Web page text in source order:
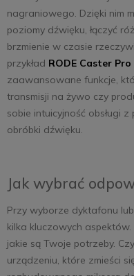
nagraniowego. Dzięki nim
poziomy dźwięku, łączyć
brzmienie w czasie
przykład RODE Caster
zaawansowane funkcje,
transmisji na żywo czy
sobie intuicyjność obsługi
obróbki dźwięku.
Jak wybrać
Przy wyborze dyktafonu
kilka kluczowych
jakie są Twoje potrzeby.
urządzeniu, które zmieści